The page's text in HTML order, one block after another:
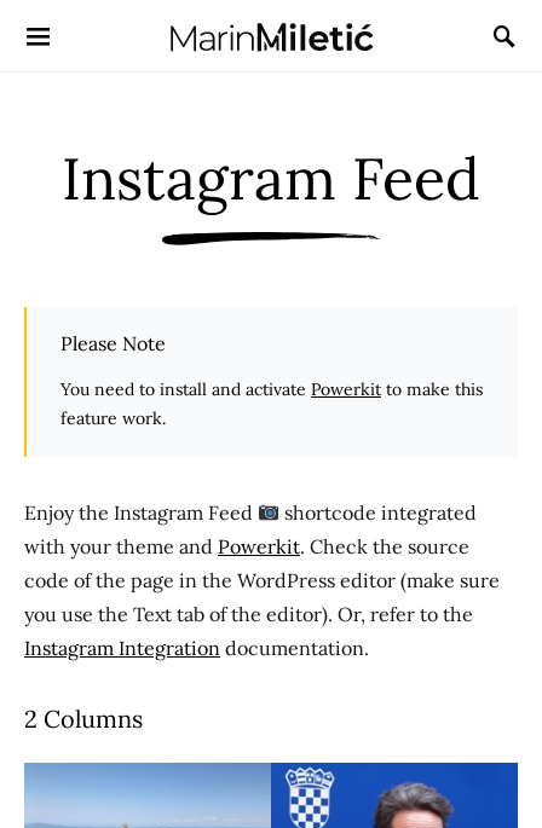
Instagram Feed
Please Note
You need to install and activate Powerkit to make this
feature work.
Enjoy the Instagram Feed
shortcode integrated
with your theme and Powerkit. Check the source
code of the page in the WordPress editor (make sure
you use the Text tab of the editor). Or, refer to the
Instagram Integration documentation.
2 Columns